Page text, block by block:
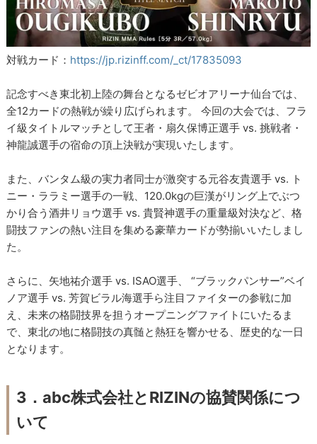
対戦カード： https://jp.rizinff.com/_ct/17835093
記念すべき東北初上陸の舞台となるゼビオアリーナ仙台では、
全12カードの熱戦が繰り広げられます。 今回の大会では、フラ
イ級タイトルマッチとして王者・扇久保博正選手 vs. 挑戦者・
神龍誠選手の宿命の頂上決戦が実現いたします。
また、バンタム級の実力者同士が激突する元谷友貴選手 vs. ト
ニー・ララミー選手の一戦、120.0kgの巨漢がリング上でぶつ
かり合う酒井リョウ選手 vs. 貴賢神選手の重量級対決など、格
闘技ファンの熱い注目を集める豪華カードが勢揃いいたしまし
た。
さらに、矢地祐介選手 vs. ISAO選手、 “ブラックパンサー”ベイ
ノア選手 vs. 芳賀ビラル海選手ら注目ファイターの参戦に加
え、未来の格闘技界を担うオープニングファイトにいたるま
で、東北の地に格闘技の真髄と熱狂を響かせる、歴史的な一日
となります。
3．abc株式会社とRIZINの協賛関係につ
いて